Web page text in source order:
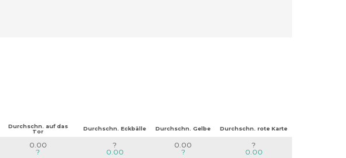
Durchschn. auf das
Tor
Durchschn. Eckbälle Durchschn. Gelbe Durchschn. rote Karte
0.00
?
?
0.00
0.00
?
?
0.00